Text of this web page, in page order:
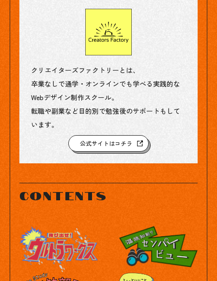
クリエイターズファクトリーとは、
卒業なしで通学・オンラインでも学べる実践的な
Webデザイン制作スクール。
転職や副業など目的別で勉強後のサポートもして
います。
公式サイトはコチラ
contents